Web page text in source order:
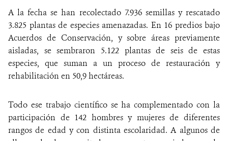
A la fecha se han recolectado 7.936 semillas y rescatado
3.825 plantas de especies amenazadas. En 16 predios bajo
Acuerdos de Conservación, y sobre áreas previamente
aisladas, se sembraron 5.122 plantas de seis de estas
especies, que suman a un proceso de restauración y
rehabilitación en 50,9 hectáreas.
Todo ese trabajo científico se ha complementado con la
participación de 142 hombres y mujeres de diferentes
rangos de edad y con distinta escolaridad. A algunos de